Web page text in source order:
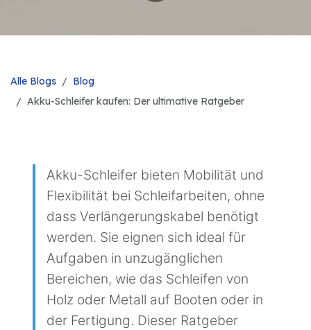
Alle Blogs
Blog
Akku-Schleifer kaufen: Der ultimative Ratgeber
Akku-Schleifer bieten Mobilität und
Flexibilität bei Schleifarbeiten, ohne
dass Verlängerungskabel benötigt
werden. Sie eignen sich ideal für
Aufgaben in unzugänglichen
Bereichen, wie das Schleifen von
Holz oder Metall auf Booten oder in
der Fertigung. Dieser Ratgeber